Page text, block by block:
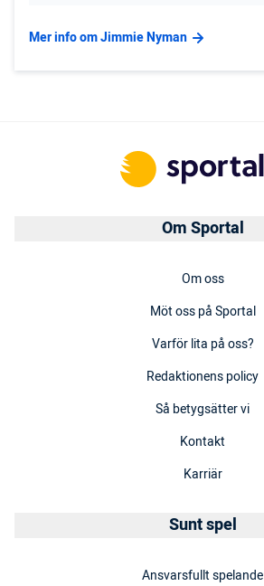
Mer info om Jimmie Nyman
Om Sportal
Om oss
Möt oss på Sportal
Varför lita på oss?
Redaktionens policy
Så betygsätter vi
Kontakt
Karriär
Sunt spel
Ansvarsfullt spelande